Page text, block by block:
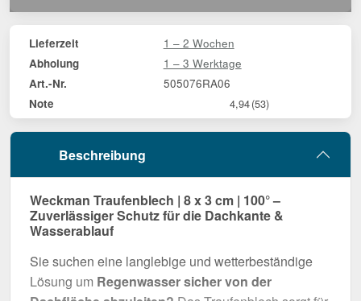
Lieferzeit 1 – 2 Wochen
Abholung 1 – 3 Werktage
Art.-Nr. 505076RA06
Note 4,94(53)
Beschreibung
Weckman Traufenblech | 8 x 3 cm | 100° –
Zuverlässiger Schutz für die Dachkante &
Wasserablauf
Sie suchen eine langlebige und wetterbeständige
Lösung um Regenwasser sicher von der